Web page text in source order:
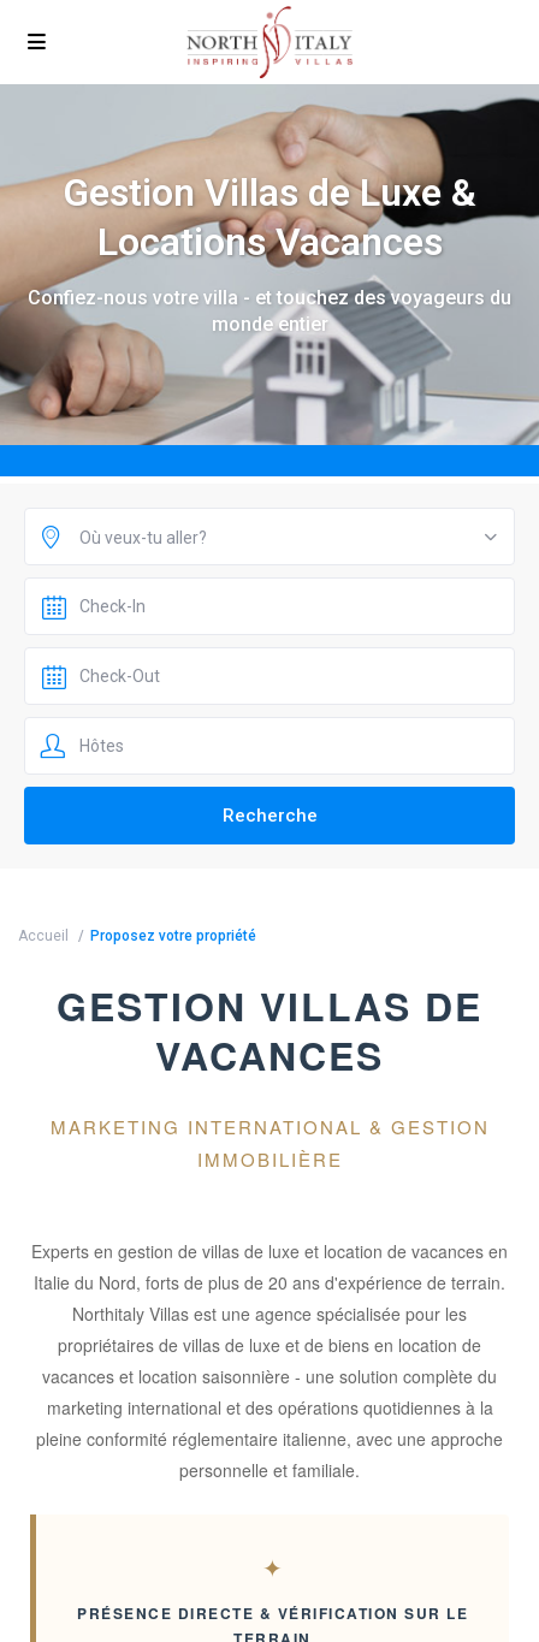
Gestion Villas de Luxe &
Locations Vacances
Confiez-nous votre villa - et touchez des voyageurs du
monde entier
Où veux-tu aller?
Accueil Proposez votre propriété
GESTION VILLAS DE
VACANCES
MARKETING INTERNATIONAL & GESTION
IMMOBILIÈRE
Experts en gestion de villas de luxe et location de vacances en
Italie du Nord, forts de plus de 20 ans d'expérience de terrain.
Northitaly Villas est une agence spécialisée pour les
propriétaires de villas de luxe et de biens en location de
vacances et location saisonnière - une solution complète du
marketing international et des opérations quotidiennesà la
pleine conformité réglementaire italienne, avec une approche
personnelle et familiale.
✦
PRÉSENCE DIRECTE & VÉRIFICATION SUR LE